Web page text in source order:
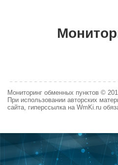
Мониторинг обменных пунктов ©
При использовании авторских
сайта, гиперссылка на WmKi.ru